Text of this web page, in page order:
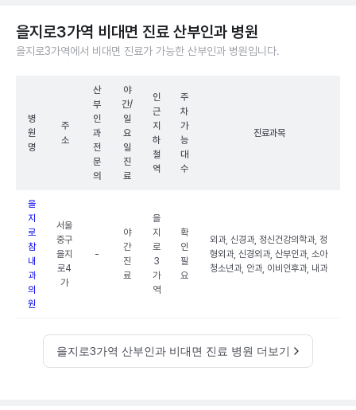
을지로3가역 비대면 진료 산부인과 병원
을지로3가역에서 비대면 진료가 가능한 산부인과 병원입니다.
병
원
명
주
소
산
부
인
과
전
문
의
야
간/
일
요
일
진
료
인
근
지
하
철
역
주
차
가
능
대
수
진료과목
을
지
로
참
내
과
의
원
서울
중구
을지
로4
가
-
야
간
진
료
을
지
로
3
가
역
확
인
필
요
외과, 신경과, 정신건강의학과, 정
형외과, 신경외과, 산부인과, 소아
청소년과, 안과, 이비인후과, 내과
을지로3가역 산부인과 비대면 진료 병원 더보기